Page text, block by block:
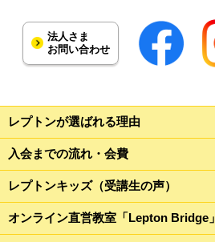
法人さま
お問い合わせ
レプトンが選ばれる理由
入会までの流れ・会費
レプトンキッズ（受講生の声）
オンライン直営教室「Lepton Bridge」